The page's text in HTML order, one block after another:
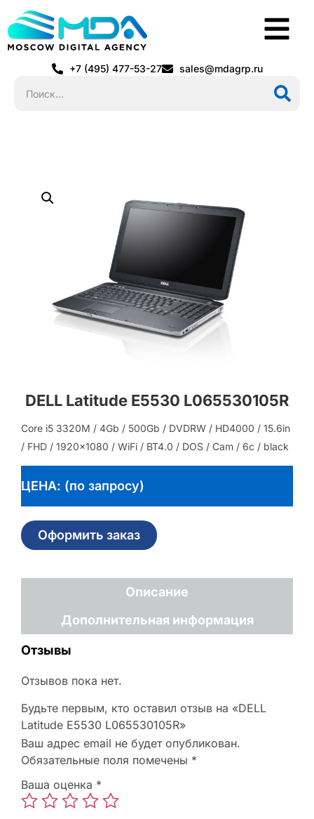
+7 (495) 477-53-27 sales@mdagrp.ru
DELL Latitude E5530 L065530105R
Core i5 3320M / 4Gb / 500Gb / DVDRW / HD4000 / 15.6in
/ FHD / 1920×1080 / WiFi / BT4.0 / DOS / Cam / 6c / black
ЦЕНА: (по запросу)
Оформить заказ
Описание
Дополнительная информация
Отзывы
Отзывов пока нет.
Будьте первым, кто оставил отзыв на «DELL
Latitude E5530 L065530105R»
Ваш адрес email не будет опубликован.
Обязательные поля помечены *
Ваша оценка *